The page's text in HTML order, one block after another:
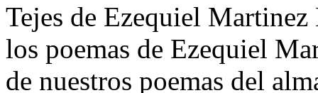
Tejes de Ezequiel
los poemas de Ezequiel
de nuestros poemas del